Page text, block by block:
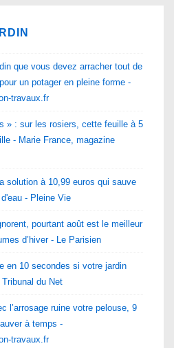
que vous devez arracher tout de
un potager en pleine forme -
travaux.fr
» : sur les rosiers, cette feuille à 5
- Marie France, magazine
solution à 10,99 euros qui sauve
- Pleine Vie
pourtant août est le meilleur
d’hiver - Le Parisien
en 10 secondes si votre jardin
du Net
l’arrosage ruine votre pelouse, 9
à temps -
travaux.fr